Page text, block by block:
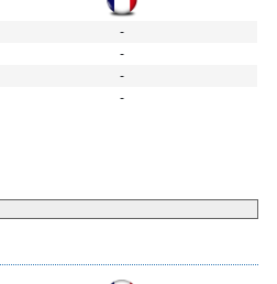
-
-
-
-